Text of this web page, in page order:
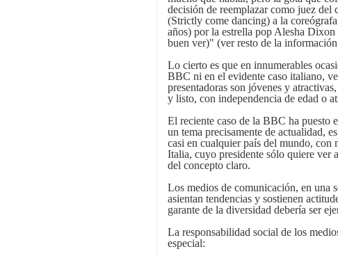
decisión de reemplazar como juez del
(Strictly come dancing) a la
años) por la estrella pop Alesha
buen ver)" (ver resto de la
Lo cierto es que en innumerables
BBC ni en el evidente caso italiano,
presentadoras son jóvenes y
y listo, con independencia de edad o
El reciente caso de la BBC ha puesto
un tema precisamente de actualidad,
casi en cualquier país del mundo, con
Italia, cuyo presidente sólo quiere ver
del concepto claro.
Los medios de comunicación, en una
asientan tendencias y sostienen
garante de la diversidad debería ser
La responsabilidad social de los
especial: